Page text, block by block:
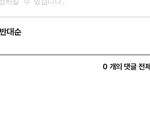
반대순
0 개의 댓글 전